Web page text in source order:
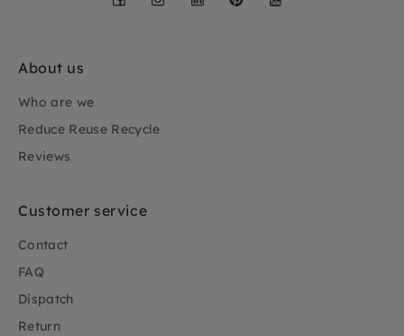
About us
Who are we
Reduce Reuse Recycle
Reviews
Customer service
Contact
FAQ
Dispatch
Return